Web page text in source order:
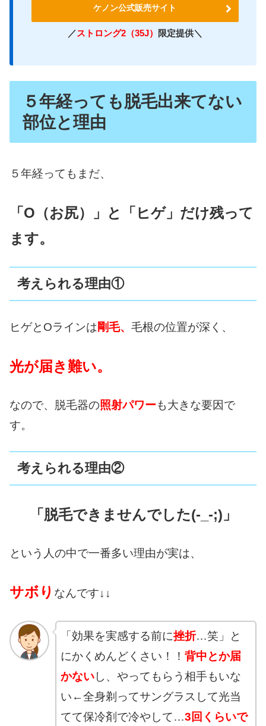
ケノン公式販売サイト
／ストロング2（35J） 限定提供＼
５年経っても脱毛出来てない
部位と理由
５年経ってもまだ、
「O（お尻）」と「ヒゲ」だけ残って
ます。
考えられる理由①
ヒゲとOラインは剛毛、 毛根の位置が深く、
光が届き難い。
なので、脱毛器の照射パワーも大きな要因で
す。
考えられる理由②
「脱毛できませんでした(-_-;)」
という人の中で一番多い理由が実は、
サボり なんです↓↓
「効果を実感する前に挫折…笑」と
にかくめんどくさい！！ 背中とか届
かないし、やってもらう相手もいな
い←全身剃ってサングラスして光当
てて保冷剤で冷やして…3回くらいで